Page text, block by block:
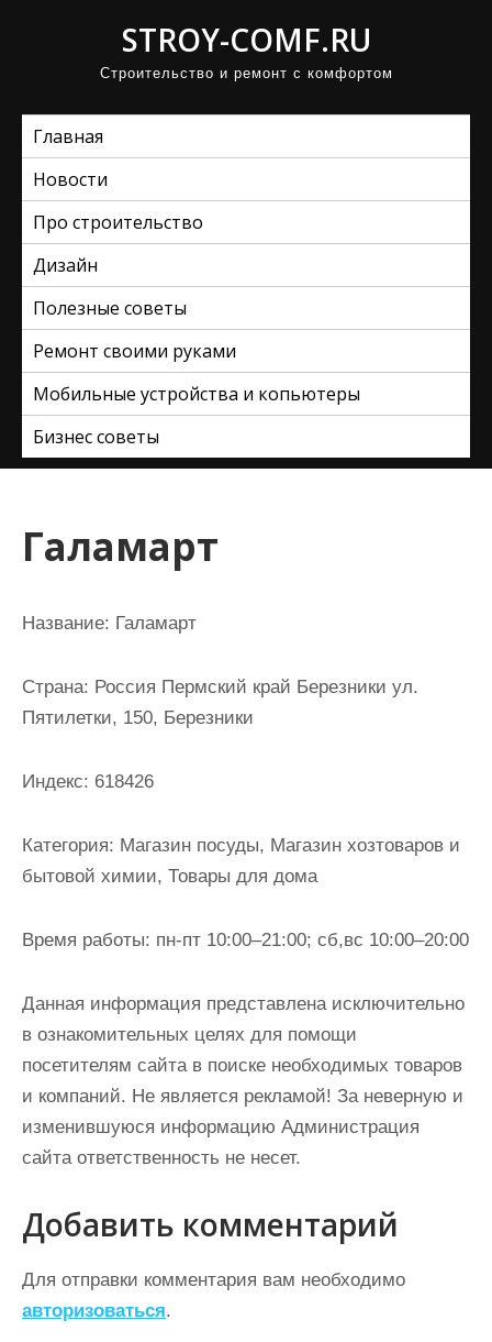
STROY-COMF.RU
Строительство и ремонт с комфортом
Главная
Новости
Про строительство
Дизайн
Полезные советы
Ремонт своими руками
Мобильные устройства и копьютеры
Бизнес советы
Галамарт
Название: Галамарт
Страна: Россия Пермский край Березники ул.
Пятилетки, 150, Березники
Индекс: 618426
Категория: Магазин посуды, Магазин хозтоваров и
бытовой химии, Товары для дома
Время работы: пн-пт 10:00–21:00; сб,вс 10:00–20:00
Данная информация представлена исключительно
в ознакомительных целях для помощи
посетителям сайта в поиске необходимых товаров
и компаний. Не является рекламой! За неверную и
изменившуюся информацию Администрация
сайта ответственность не несет.
Добавить комментарий
Для отправки комментария вам необходимо
авторизоваться.